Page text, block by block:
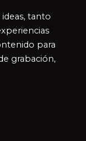
tanto
para
grabación,